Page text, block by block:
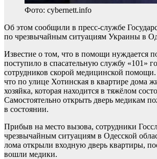
Фото: cybernett.info
Об этом сообщили в пресс-службе
по чрезвычайным ситуациям Украины в
Известие о том, что в помощи нуждается
поступило в спасательную службу «101»
сотрудников скорой медицинской
что по улице Хотинская в квартире дома
хозяйка, которая находится в тяжёлом
Самостоятельно открыть дверь медикам
в состоянии.
Прибыв на место вызова, сотрудники
чрезвычайным ситуациям в Одесской
лома открыли входную дверь квартиры,
вошли медики.